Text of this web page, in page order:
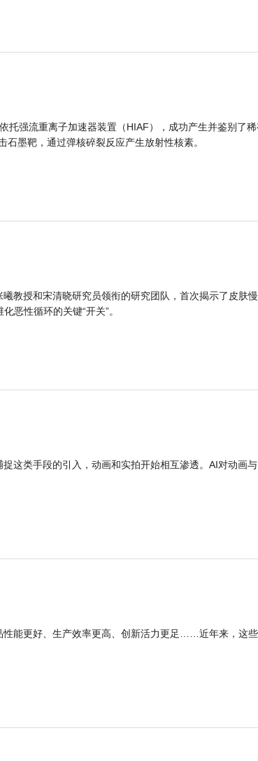
托强流重离子加速器装置（HIAF），成功产生并鉴别了
墨靶，通过弹核碎裂反应产生放射性核素。
教授和宋清晓研究员领衔的研究团队，首次揭示了皮肤
恶性循环的关键“开关”。
这类手段的引入，动画和实拍开始相互渗透。AI对动画
性能更好、生产效率更高、创新活力更足……近年来，这